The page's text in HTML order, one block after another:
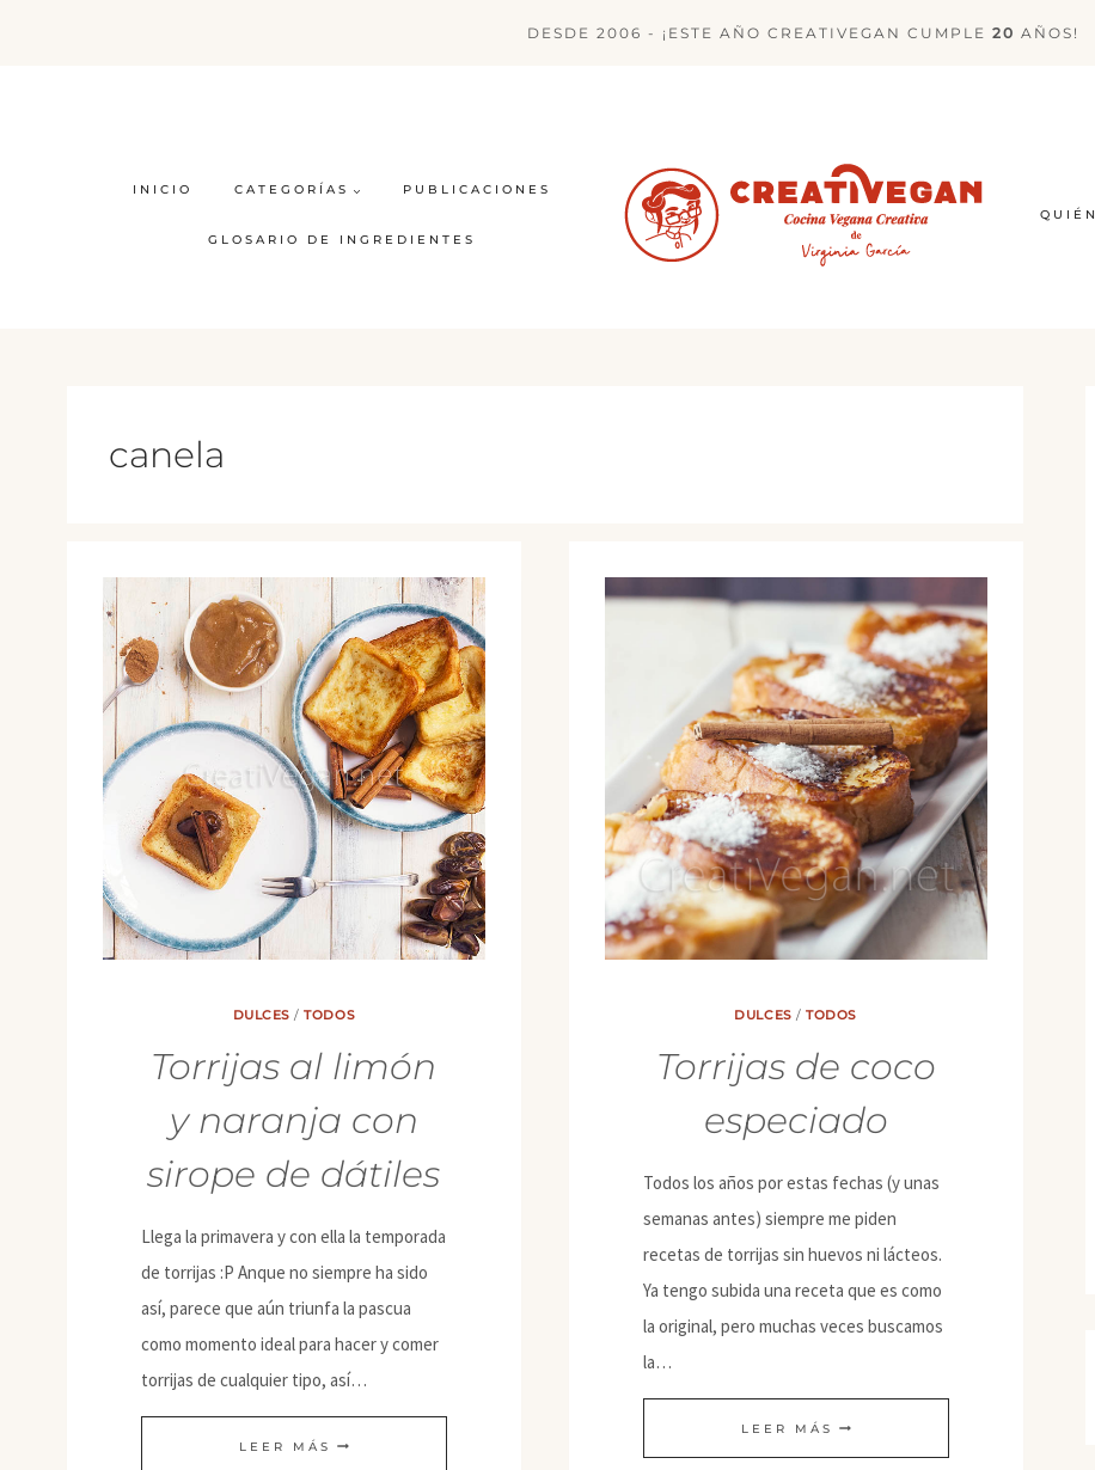
DESDE 2006 - ¡ESTE AÑO CREATIVEGAN CUMPLE 20 AÑOS!
INICIO CATEGORÍAS PUBLICACIONES
GLOSARIO DE INGREDIENTES
canela
DULCES /TODOS
Torrijas al limón
y naranja con
sirope de dátiles
Llega la primavera y con ella la temporada
de torrijas :P Anque no siempre ha sido
así, parece que aún triunfa la pascua
como momento ideal para hacer y comer
torrijas de cualquier tipo, así…
LEER MÁS TORRIJAS
DULCES /TODOS
Torrijas de coco
especiado
Todos los años por estas fechas (y unas
semanas antes) siempre me piden
recetas de torrijas sin huevos ni lácteos.
Ya tengo subida una receta que es como
la original, pero muchas veces buscamos
la…
LEER MÁS TORRIJAS
DE